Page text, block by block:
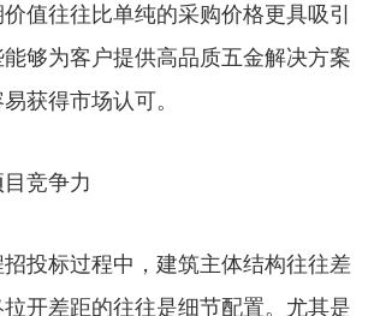
值往往比单纯的采购价格更具吸引
够为客户提供高品质五金解决方案
获得市场认可。
竞争力
标过程中，建筑主体结构往往差
开差距的往往是细节配置。尤其是